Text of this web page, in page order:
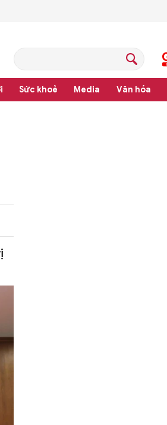
Sức khoẻ Media Văn hóa